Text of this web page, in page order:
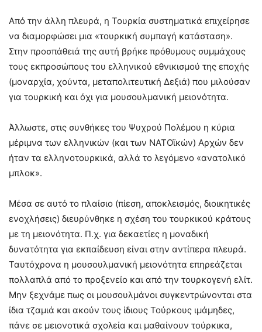
Από την άλλη πλευρά, η Τουρκία συστηματικά επιχείρησε
να διαμορφώσει μια «τουρκική συμπαγή κατάσταση».
Στην προσπάθειά της αυτή βρήκε πρόθυμους συμμάχους
τους εκπροσώπους του ελληνικού εθνικισμού της εποχής
(μοναρχία, χούντα, μεταπολιτευτική Δεξιά) που μιλούσαν
για τουρκική και όχι για μουσουλμανική μειονότητα.
Άλλωστε, στις συνθήκες του Ψυχρού Πολέμου η κύρια
μέριμνα των ελληνικών (και των ΝΑΤΟϊκών) Αρχών δεν
ήταν τα ελληνοτουρκικά, αλλά το λεγόμενο «ανατολικό
μπλοκ».
Μέσα σε αυτό το πλαίσιο (πίεση, αποκλεισμός, διοικητικές
ενοχλήσεις) διευρύνθηκε η σχέση του τουρκικού κράτους
με τη μειονότητα. Π.χ. για δεκαετίες η μοναδική
δυνατότητα για εκπαίδευση είναι στην αντίπερα πλευρά.
Ταυτόχρονα η μουσουλμανική μειονότητα επηρεάζεται
πολλαπλά από το προξενείο και από την τουρκογενή ελίτ.
Μην ξεχνάμε πως οι μουσουλμάνοι συγκεντρώνονται στα
ίδια τζαμιά και ακούν τους ίδιους Τούρκους ιμάμηδες,
πάνε σε μειονοτικά σχολεία και μαθαίνουν τούρκικα,